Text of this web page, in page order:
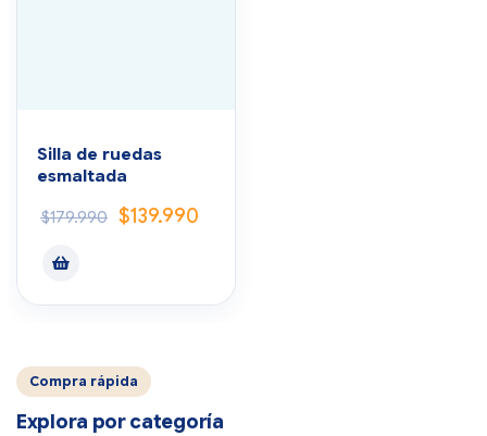
Compra rápida
Explora por categoría
Silla de ruedas
esmaltada
$179.990 $139.990